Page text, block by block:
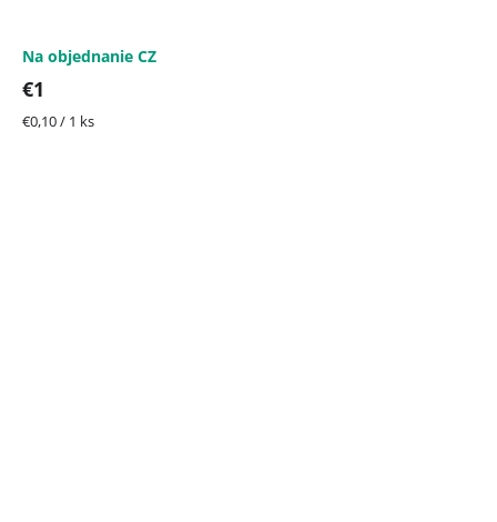
Na objednanie CZ
€1
Jednotková
€0,10 / 1 ks